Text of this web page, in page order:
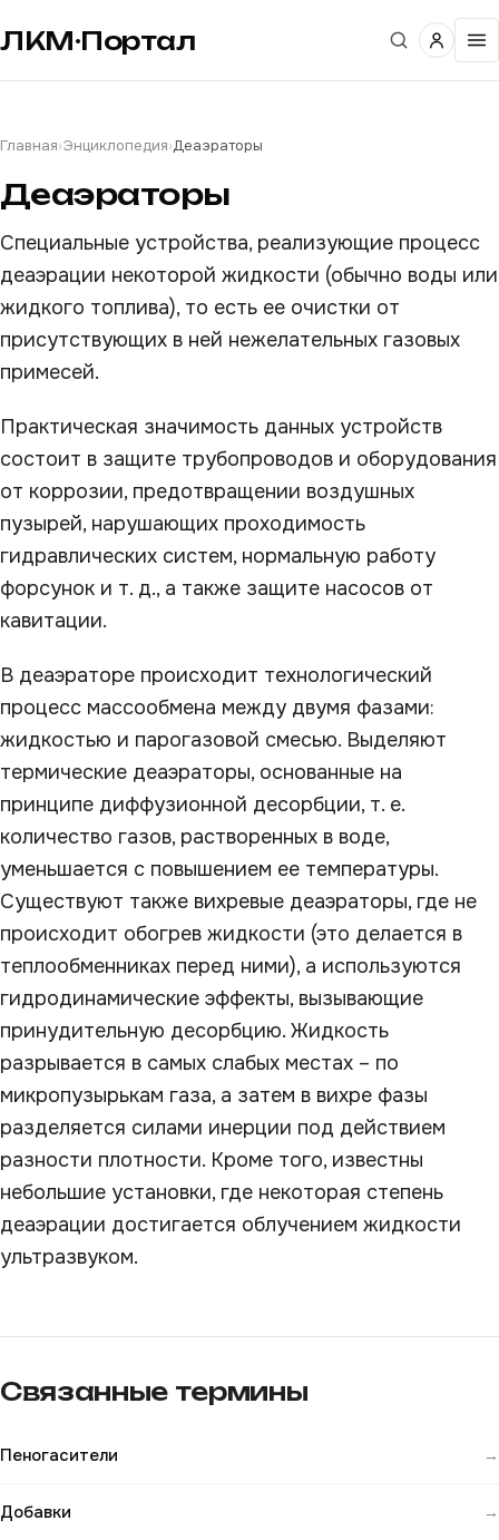
ЛКМ·Портал
Главная›Энциклопедия›Деаэраторы
Деаэраторы
Специальные устройства, реализующие процесс
деаэрации некоторой жидкости (обычно воды или
жидкого топлива), то есть ее очистки от
присутствующих в ней нежелательных газовых
примесей.
Практическая значимость данных устройств
состоит в защите трубопроводов и оборудования
от коррозии, предотвращении воздушных
пузырей, нарушающих проходимость
гидравлических систем, нормальную работу
форсунок и т. д., а также защите насосов от
кавитации.
В деаэраторе происходит технологический
процесс массообмена между двумя фазами:
жидкостью и парогазовой смесью. Выделяют
термические деаэраторы, основанные на
принципе диффузионной десорбции, т. е.
количество газов, растворенных в воде,
уменьшается с повышением ее температуры.
Существуют также вихревые деаэраторы, где не
происходит обогрев жидкости (это делается в
теплообменниках перед ними), а используются
гидродинамические эффекты, вызывающие
принудительную десорбцию. Жидкость
разрывается в самых слабых местах – по
микропузырькам газа, а затем в вихре фазы
разделяется силами инерции под действием
разности плотности. Кроме того, известны
небольшие установки, где некоторая степень
деаэрации достигается облучением жидкости
ультразвуком.
Связанные термины
Пеногасители →
Добавки →